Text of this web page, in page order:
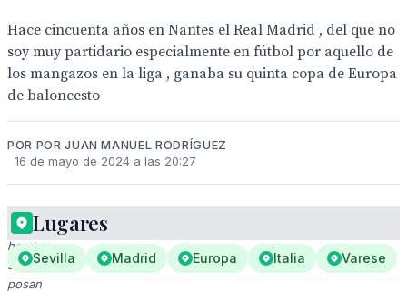
Hace cincuenta años en Nantes el Real Madrid , del que no
soy muy partidario especialmente en fútbol por aquello de
los mangazos en la liga , ganaba su quinta copa de Europa
de baloncesto
POR POR JUAN MANUEL RODRÍGUEZ
16 de mayo de 2024 a las 20:27
Dos
hombres
sonrientes
posan
Lugares
Sevilla Madrid Europa Italia Varese